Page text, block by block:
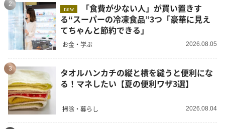
2
new
る“スーパーの冷凍食品”3つ「豪華に見え
てちゃんと節約できる」
お金・学ぶ 2026.08.05
3
タオルハンカチの縦と横を縫うと便利にな
る！マネしたい【夏の便利ワザ3選】
掃除・暮らし 2026.08.04